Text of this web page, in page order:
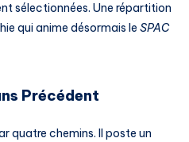
sélectionnées. Une répartition
qui anime désormais le SPAC
Précédent
quatre chemins. Il poste un